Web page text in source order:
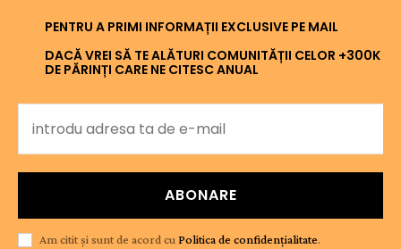
PENTRU A PRIMI INFORMAȚII EXCLUSIVE PE MAIL
DACĂ VREI SĂ TE ALĂTURI COMUNITĂȚII CELOR +300K
DE PĂRINȚI CARE NE CITESC ANUAL
ABONARE
Am citit și sunt de acord cuPolitica de confidențialitate.